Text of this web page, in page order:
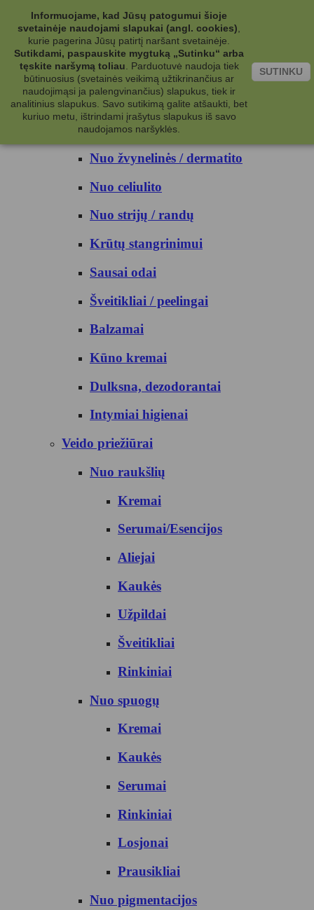
Kategorijos
Kosmetika
Kūno priežiūrai
Nuo prakaito
Kūno prausikliai
Nuo žvynelinės / dermatito
Nuo celiulito
Nuo strijų / randų
Krūtų stangrinimui
Sausai odai
Šveitikliai / peelingai
Balzamai
Kūno kremai
Dulksna, dezodorantai
Intymiai higienai
Veido priežiūrai
Nuo raukšlių
Kremai
Serumai/Esencijos
Aliejai
Kaukės
Užpildai
Šveitikliai
Rinkiniai
Nuo spuogų
Kremai
Kaukės
Serumai
Rinkiniai
Losjonai
Prausikliai
Nuo pigmentacijos
Informuojame, kad Jūsų patogumui šioje
svetainėje naudojami slapukai (angl. cookies)
kurie pagerina Jūsų patirtį naršant svetainėje.
Sutikdami, paspauskite mygtuką „Sutinku“ arba
tęskite naršymą toliau
Parduotuvė naudoja tiek
būtinuosius (svetainės veikimą užtikrinančius ar
naudojimąsi ja palengvinančius) slapukus, tiek ir
analitinius slapukus. Savo sutikimą galite atšaukti, bet
kuriuo metu, ištrindami įrašytus slapukus iš savo
naudojamos naršyklės.
SUTINKU